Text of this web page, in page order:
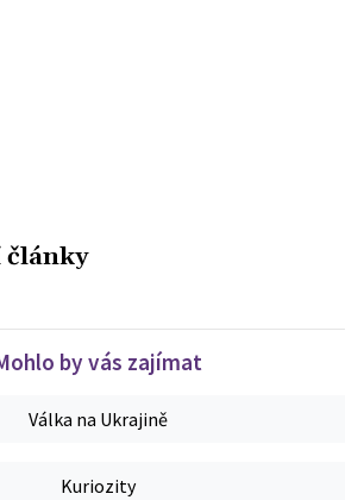
články
by vás zajímat
Válka na Ukrajině
Kuriozity